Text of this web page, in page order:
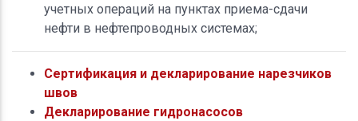
учетных операций на пунктах приема-сдачи
нефти в нефтепроводных системах;
Сертификация и декларирование нарезчиков
швов
Декларирование гидронасосов